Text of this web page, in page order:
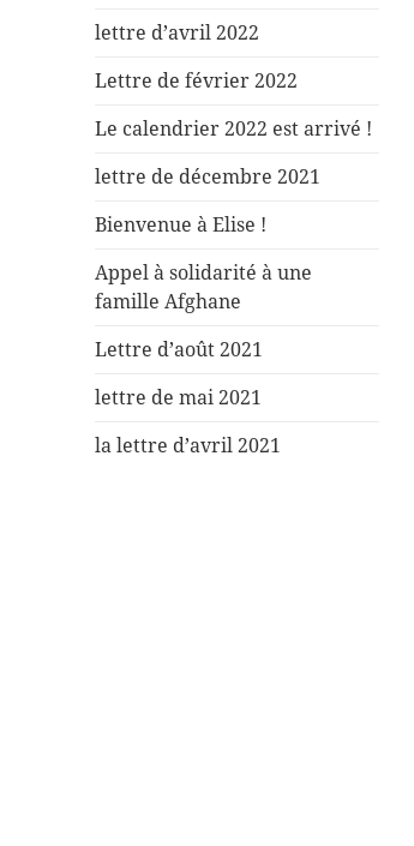
lettre d’avril 2022
Lettre de février 2022
Le calendrier 2022 est arrivé !
lettre de décembre 2021
Bienvenue à Elise !
Appel à solidarité à une
famille Afghane
Lettre d’août 2021
lettre de mai 2021
la lettre d’avril 2021